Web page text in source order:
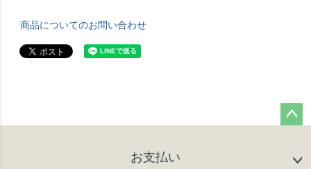
商品についてのお問い合わせ
ップ
お支払い